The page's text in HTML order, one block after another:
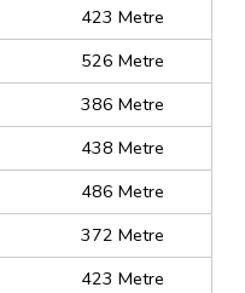
423 Metre
526 Metre
386 Metre
438 Metre
486 Metre
372 Metre
423 Metre